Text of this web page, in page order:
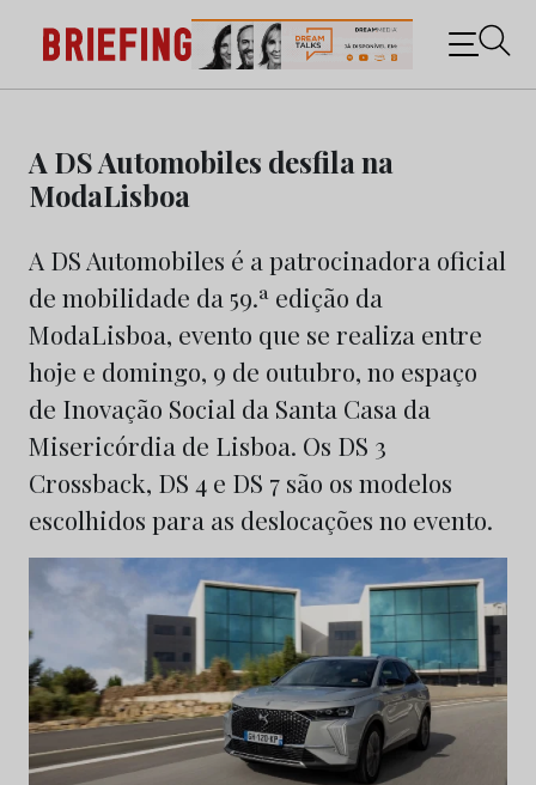
content
Briefing: Todas as notícias sobre os negócios do
Marketing e da Publicidade
A DS Automobiles desfila na
ModaLisboa
A DS Automobiles é a patrocinadora oficial
de mobilidade da 59.ª edição da
ModaLisboa, evento que se realiza entre
hoje e domingo, 9 de outubro, no espaço
de Inovação Social da Santa Casa da
Misericórdia de Lisboa. Os DS 3
Crossback, DS 4 e DS 7 são os modelos
escolhidos para as deslocações no evento.